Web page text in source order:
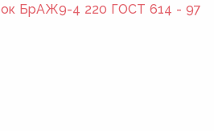
БрАЖ9-4 220 ГОСТ 614 - 97